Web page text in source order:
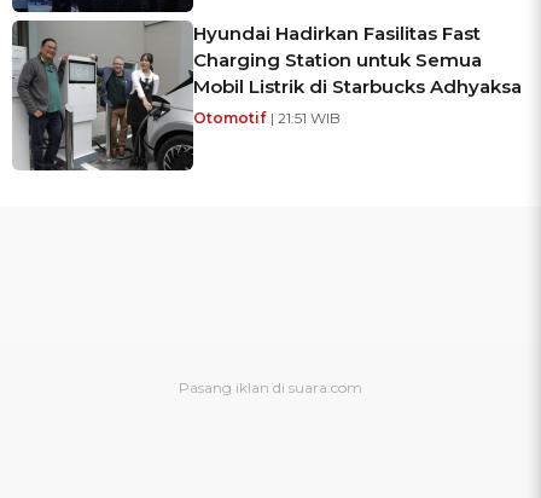
Hyundai Hadirkan Fasilitas Fast
Charging Station untuk Semua
Mobil Listrik di Starbucks Adhyaksa
Otomotif | 21:51 WIB